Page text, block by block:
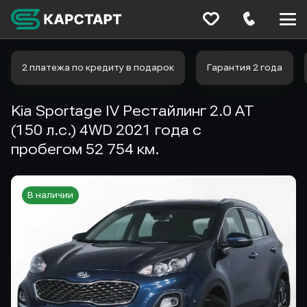
2 платежа по кредиту в подарок Гарантия 2 года
Kia Sportage IV Рестайлинг 2.0 AT
(150 л.с.) 4WD 2021 года с
пробегом 52 754 км.
В наличии